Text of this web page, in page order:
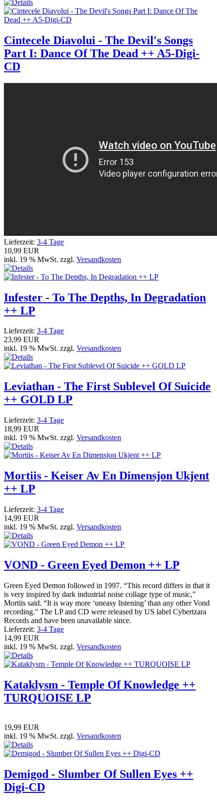
Cintecele Diavolui - The Devil's Songs
Part I: Dance Of The Dead ++ A5-Digi-
CD
Lieferzeit: 3-4 Tage
10,99 EUR
inkl. 19 % MwSt. zzgl. Versandkosten
Infester - To The Depths, In Degradation
++ LP
Lieferzeit: 3-4 Tage
23,99 EUR
inkl. 19 % MwSt. zzgl. Versandkosten
Leviathan - The First Sublevel Of Suicide
++ GOLD LP
Lieferzeit: 3-4 Tage
18,99 EUR
inkl. 19 % MwSt. zzgl. Versandkosten
Mortiis - Keiser Av En Dimensjon Ukjent
++ LP
Lieferzeit: 3-4 Tage
14,99 EUR
inkl. 19 % MwSt. zzgl. Versandkosten
VOND - Green Eyed Demon ++ LP
Green Eyed Demon followed in 1997. “This record differs in that it
is very inspired by dark industrial noise collage type of music,”
Mortiis said. “It is way more ‘uneasy listening’ than any other Vond
recording.” The LP and CD were released by US label Cybertzara
Records and have been unavailable since.
Lieferzeit: 3-4 Tage
14,99 EUR
inkl. 19 % MwSt. zzgl. Versandkosten
Kataklysm - Temple Of Knowledge ++
TURQUOISE LP
19,99 EUR
inkl. 19 % MwSt. zzgl. Versandkosten
Demigod - Slumber Of Sullen Eyes ++
Digi-CD